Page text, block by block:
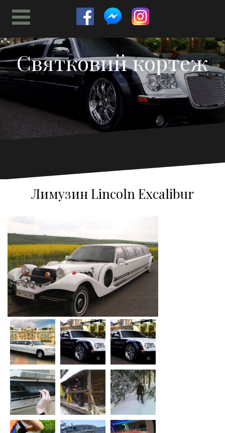
содержимому
Святковий кортеж
Лимузин Lincoln Excalibur